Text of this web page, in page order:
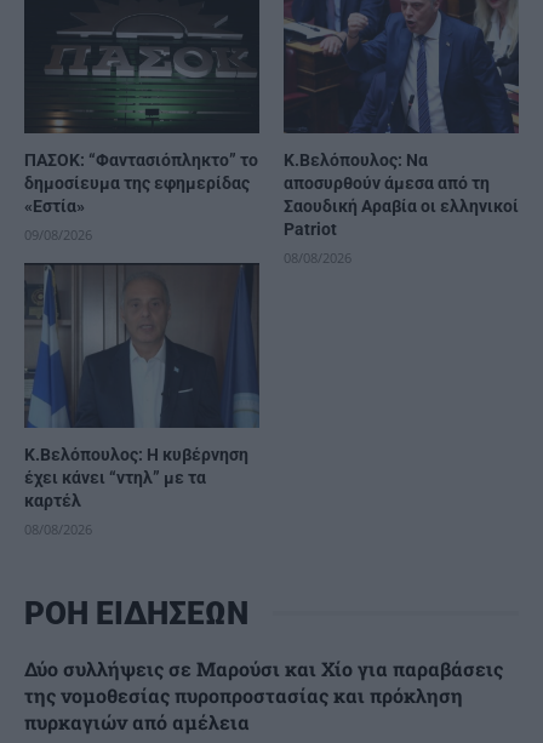
ΠΑΣΟΚ: “Φαντασιόπληκτο” το
δημοσίευμα της εφημερίδας
«Εστία»
09/08/2026
Κ.Βελόπουλος: Να
αποσυρθούν άμεσα από τη
Σαουδική Αραβία οι ελληνικοί
Patriot
08/08/2026
Κ.Βελόπουλος: Η κυβέρνηση
έχει κάνει “ντηλ” με τα
καρτέλ
08/08/2026
ΡΟΗ ΕΙΔΗΣΕΩΝ
Δύο συλλήψεις σε Μαρούσι και Χίο για παραβάσεις
της νομοθεσίας πυροπροστασίας και πρόκληση
πυρκαγιών από αμέλεια